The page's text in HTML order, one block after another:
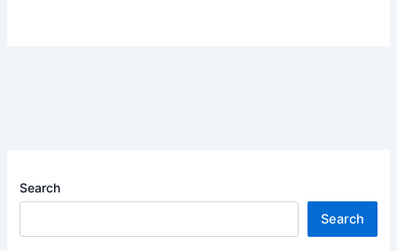
Search
Search